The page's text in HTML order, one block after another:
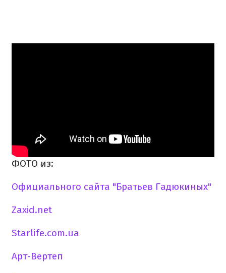
ФОТО из:
Официального сайта "Братьев Гадюкиных"
Zaxid.net
Starlife.com.ua
Арт-Вертеп